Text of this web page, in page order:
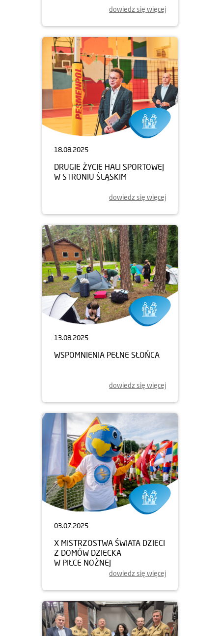
dowiedz się więcej
18.08.2025
DRUGIE ŻYCIE HALI SPORTOWEJ
W STRONIU ŚLĄSKIM
dowiedz się więcej
13.08.2025
WSPOMNIENIA PEŁNE SŁOŃCA
dowiedz się więcej
03.07.2025
X MISTRZOSTWA ŚWIATA DZIECI
Z DOMÓW DZIECKA
W PIŁCE NOŻNEJ
dowiedz się więcej